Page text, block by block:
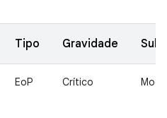
Tipo Gravidade
EoP Crítico